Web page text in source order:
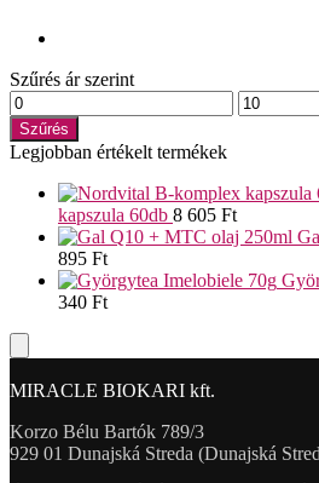
Szűrés ár szerint
Min
ár
Max
ár
Szűrés
Legjobban értékelt termékek
kapszula 60db 8 605 Ft
895 Ft
340 Ft
MIRACLE BIOKARI kft.
Korzo Bélu Bartók 789/3
929 01 Dunajská Streda (Dunajská